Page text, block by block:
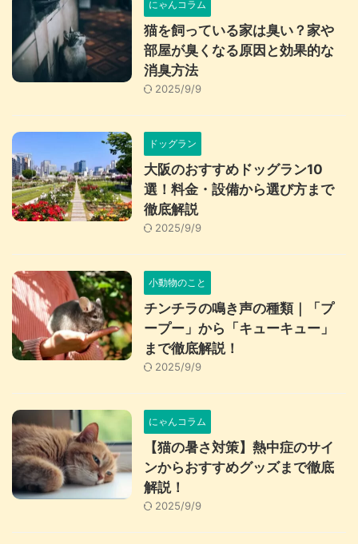
にゃんコラム
猫を飼っている家は臭い？家や
部屋が臭くなる原因と効果的な
消臭方法
2025/9/9
ドッグラン
大阪のおすすめドッグラン10
選！料金・設備から選び方まで
徹底解説
2025/9/9
小動物のこと
チンチラの鳴き声の種類｜「プ
ープー」から「キューキュー」
まで徹底解説！
2025/9/9
にゃんコラム
【猫の暑さ対策】熱中症のサイ
ンからおすすめグッズまで徹底
解説！
2025/9/9